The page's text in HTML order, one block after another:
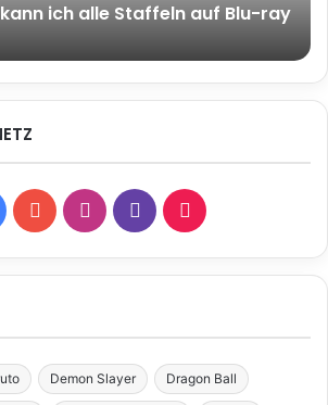
kann ich alle Staffeln auf Blu-ray
FacebookYouTubeInstagram
Twitch TikTok
Demon Slayer Dragon Ball